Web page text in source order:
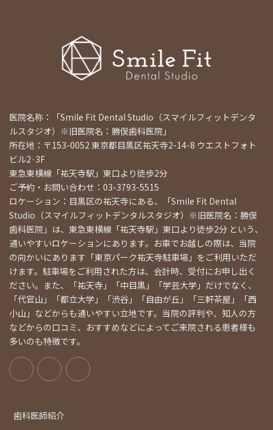
医院名称：「Smile Fit Dental Studio（スマイルフィットデンタ
ルスタジオ）※旧医院名：勝俣歯科医院」
所在地：〒153-0052 東京都目黒区祐天寺2-14-8 ウエストフォト
ビル2·3F
東急東横線「祐天寺駅」東口より徒歩2分
ご予約・お問い合わせ：03-3793-5515
ロケーション：目黒区の祐天寺にある、「Smile Fit Dental
Studio（スマイルフィットデンタルスタジオ）※旧医院名：勝俣
歯科医院」は、東急東横線「祐天寺駅」東口より徒歩2分 という、
通いやすいロケーションにあります。お車でお越しの際は、当院
の向かいにあります「東京パーク祐天寺駐車場」をご利用いただ
けます。駐車場をご利用された方は、会計時、受付にお申し出く
ださい。また、「祐天寺」「中目黒」「学芸大学」だけでなく、
「代官山」「都立大学」「渋谷」「自由が丘」「三軒茶屋」「西
小山」などからも通いやすい立地です。当院の評判や、知人の方
などからの口コミ、おすすめなどによってご来院される患者様も
多いのも特徴です。
歯科医師紹介